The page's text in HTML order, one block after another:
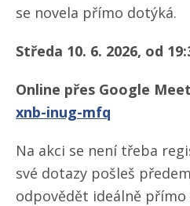
se novela přímo dotýká.
Středa 10. 6. 2026, od
Online přes Google
xnb-inug-mfq
Na akci se není třeba
své dotazy pošleš
odpovědět ideálně